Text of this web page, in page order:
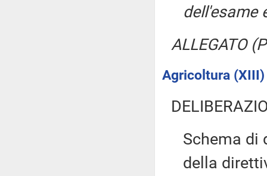
dell'esame
ALLEGATO
Agricoltura (XIII)
Schema di
della